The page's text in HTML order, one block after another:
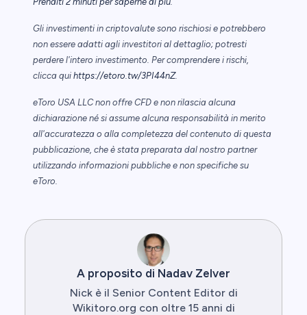
Gli investimenti in criptovalute sono rischiosi e potrebbero
non essere adatti agli investitori al dettaglio; potresti
perdere l'intero investimento. Per comprendere i rischi,
clicca qui https://etoro.tw/3PI44nZ.
eToro USA LLC non offre CFD e non rilascia alcuna
dichiarazione né si assume alcuna responsabilità in merito
all'accuratezza o alla completezza del contenuto di questa
pubblicazione, che è stata preparata dal nostro partner
utilizzando informazioni pubbliche e non specifiche su
eToro.
A proposito di Nadav Zelver
Nick è il Senior Content Editor di
Wikitoro.org con oltre 15 anni di